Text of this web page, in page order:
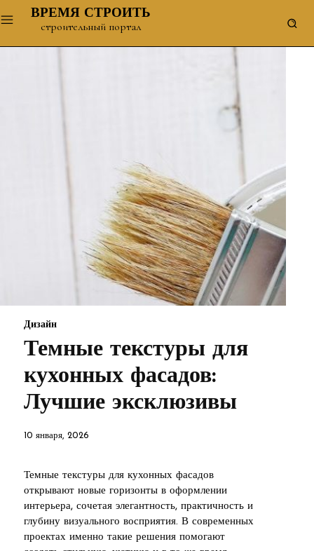
ВРЕМЯ СТРОИТЬ
строительный портал
Дизайн
Темные текстуры для
кухонных фасадов:
Лучшие эксклюзивы
10 января, 2026
Темные текстуры для кухонных фасадов
открывают новые горизонты в оформлении
интерьера, сочетая элегантность, практичность и
глубину визуального восприятия. В современных
проектах именно такие решения помогают